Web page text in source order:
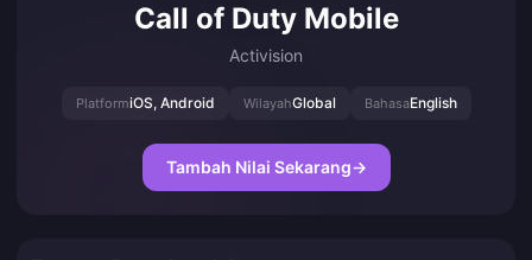
Call of Duty Mobile
Activision
PlatformiOS, Android WilayahGlobal BahasaEnglish
Tambah Nilai Sekarang→